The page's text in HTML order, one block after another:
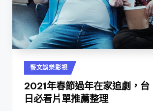
Posted
in
藝文娛樂影視
2021年春節過年在家追劇，台
日必看片單推薦整理